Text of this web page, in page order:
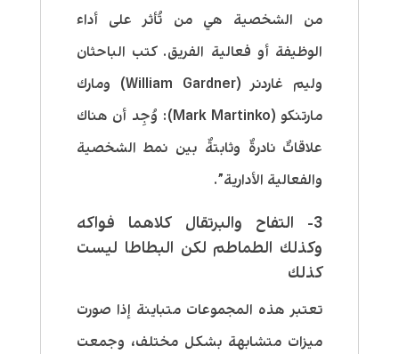
من الشخصية هي من تُأثر على أداء
الوظيفة أو فعالية الفريق. كتب الباحثان
وليم غاردنر (William Gardner) ومارك
مارتنكو (Mark Martinko): وُجِد أن هناك
علاقاتٌ نادرةٌ وثابتةٌ بين نمط الشخصية
والفعالية الأدارية”.
3- التفاح والبرتقال كلاهما فواكه
وكذلك الطماطم لكن البطاطا ليست
كذلك
تعتبر هذه المجموعات متباينة إذا صورت
ميزات متشابهة بشكل مختلف، وجمعت